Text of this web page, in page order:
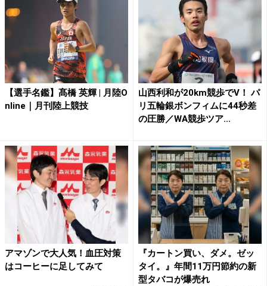
【選手名鑑】髙橋 英輝 | 月陸O
nline｜月刊陸上競技
山西利和が20km競歩でV！ パ
リ五輪銀ボンフィムに44秒差
の圧勝／WA競歩ツア...
アマゾンで大人気！血圧対策
はコーヒーに足してみて
『カートン買い、ダメ。ゼッ
タイ。』年間11万円節約の新
型タバコが爆売れ